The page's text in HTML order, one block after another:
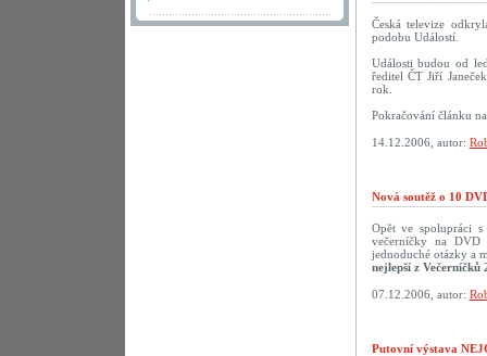
Česká televize
podobu Událostí.
Události budou od
ředitel ČT Jiří
rok.
Pokračování článku
14.12.2006, autor:
Nová soutěž o 10
Opět ve spolupráci
večerníčky na DVD
jednoduché otázky a
nejlepší z Večerníčků
07.12.2006, autor:
Putovní výstava